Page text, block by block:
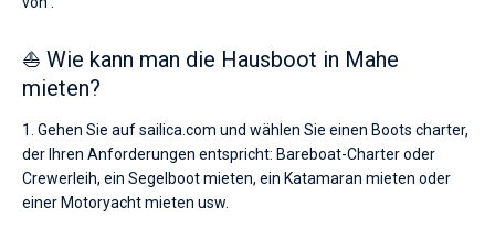
⛵ Wie kann man die Hausboot in Mahe
mieten?
1. Gehen Sie auf sailica.com und wählen Sie einen Boots charter,
der Ihren Anforderungen entspricht: Bareboat-Charter oder
Crewerleih, ein Segelboot mieten, ein Katamaran mieten oder
einer Motoryacht mieten usw.